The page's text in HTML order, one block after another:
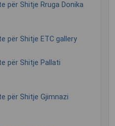
për Shitje Rruga Donika
për Shitje ETC gallery
për Shitje Pallati
për Shitje Gjimnazi